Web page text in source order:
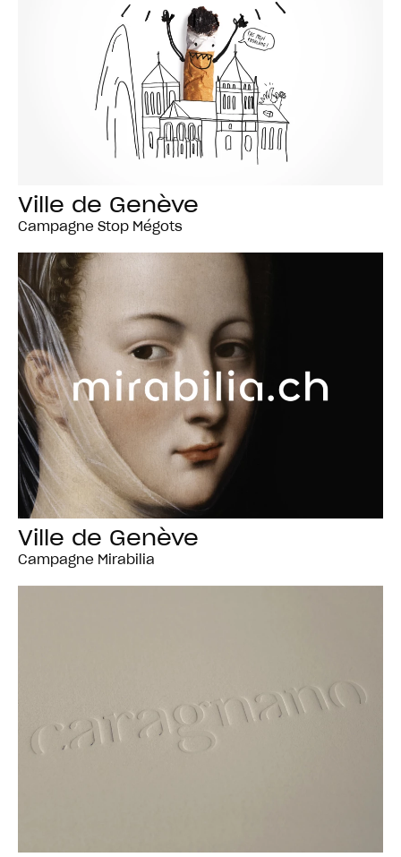
Ville de Genève
Campagne Stop Mégots
Ville de Genève
Campagne Mirabilia